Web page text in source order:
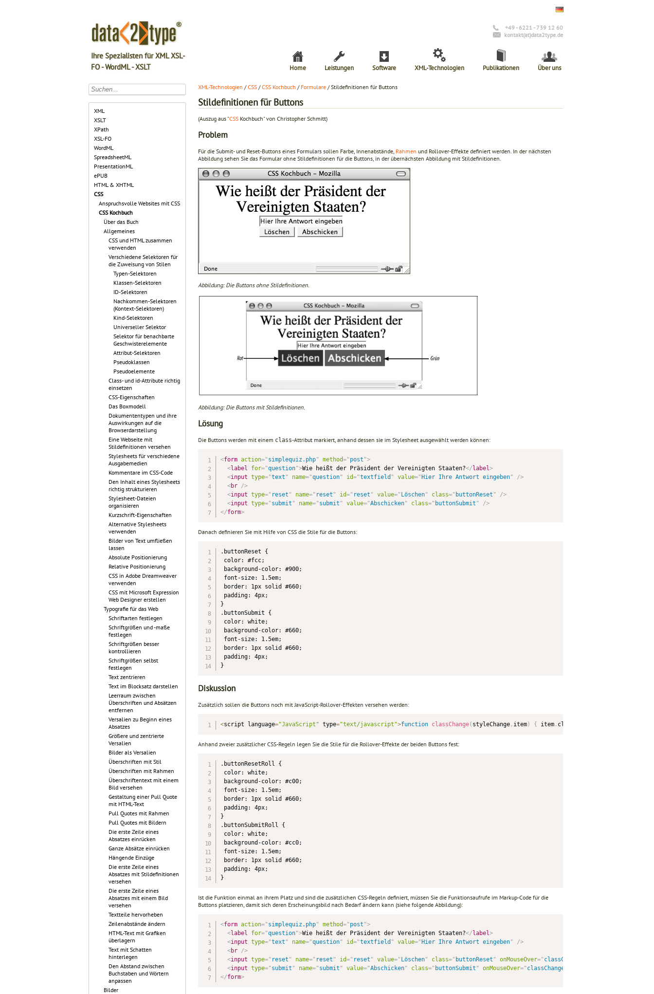
Ihre Spezialisten für XML XSL-
FO - WordML - XSLT
+49 - 6221 - 739 12 60
kontakt(at)data2type.de
Home Leistungen Software XML-Technologien Publikationen Über uns
XML
XSLT
XPath
XSL-FO
WordML
SpreadsheetML
PresentationML
ePUB
HTML & XHTML
CSS
Anspruchsvolle Websites mit CSS
CSS Kochbuch
Über das Buch
Allgemeines
CSS und HTML zusammen
verwenden
Verschiedene Selektoren für
die Zuweisung von Stilen
Typen-Selektoren
Klassen-Selektoren
ID-Selektoren
Nachkommen-Selektoren
(Kontext-Selektoren)
Kind-Selektoren
Universeller Selektor
Selektor für benachbarte
Geschwisterelemente
Attribut-Selektoren
Pseudoklassen
Pseudoelemente
Class- und id-Attribute richtig
einsetzen
CSS-Eigenschaften
Das Boxmodell
Dokumententypen und ihre
Auswirkungen auf die
Browserdarstellung
Eine Webseite mit
Stildefinitionen versehen
Stylesheets für verschiedene
Ausgabemedien
Kommentare im CSS-Code
Den Inhalt eines Stylesheets
richtig strukturieren
Stylesheet-Dateien
organisieren
Kurzschrift-Eigenschaften
Alternative Stylesheets
verwenden
Bilder von Text umfließen
lassen
Absolute Positionierung
Relative Positionierung
CSS in Adobe Dreamweaver
verwenden
CSS mit Microsoft Expression
Web Designer erstellen
Typografie für das Web
Schriftarten festlegen
Schriftgrößen und -maße
festlegen
Schriftgrößen besser
kontrollieren
Schriftgrößen selbst
festlegen
Text zentrieren
Text im Blocksatz darstellen
Leerraum zwischen
Überschriften und Absätzen
entfernen
Versalien zu Beginn eines
Absatzes
Größere und zentrierte
Versalien
Bilder als Versalien
Überschriften mit Stil
Überschriften mit Rahmen
Überschriftentext mit einem
Bild versehen
Gestaltung einer Pull Quote
mit HTML-Text
Pull Quotes mit Rahmen
Pull Quotes mit Bildern
Die erste Zeile eines
Absatzes einrücken
Ganze Absätze einrücken
Hängende Einzüge
Die erste Zeile eines
Absatzes mit Stildefinitionen
versehen
Die erste Zeile eines
Absatzes mit einem Bild
versehen
Textteile hervorheben
Zeilenabstände ändern
HTML-Text mit Grafiken
überlagern
Text mit Schatten
hinterlegen
Den Abstand zwischen
Buchstaben und Wörtern
anpassen
Bilder
XML-Technologien /CSS /CSS Kochbuch / Formulare / Stildefinitionen für Buttons
Stildefinitionen für Buttons
(Auszug aus "CSS Kochbuch" von Christopher Schmitt)
Problem
Für die Submit- und Reset-Buttons eines Formulars sollen Farbe, Innenabstände, Rahmen und Rollover-Effekte definiert werden. In der nächsten
Abbildung sehen Sie das Formular ohne Stildefinitionen für die Buttons, in der übernächsten Abbildung mit Stildefinitionen.
Abbildung: Die Buttons ohne Stildefinitionen.
Abbildung: Die Buttons mit Stildefinitionen.
Lösung
Die Buttons werden mit einem class-Attribut markiert, anhand dessen sie im Stylesheet ausgewählt werden können:
<form action="simplequiz.php" method="post ">
<label for="question">Wie heißt der Präsident der Vereinigten Staaten?</label>
<input type="text " name="question" id="textfield " value="Hier Ihre Antwort eingeben"
/>
<br
/>
<input type=" reset " name=" reset " id=" reset " value="Löschen" class=" buttonReset "
/>
<input type="submit " name="submit " value="Abschicken" class=" buttonSubmit "
/>
</form>
Danach definieren Sie mit Hilfe von CSS die Stile für die Buttons:
.buttonReset {
color: #fcc;
background-color: #900;
font-size: 1.5em;
border: 1px solid #660;
padding: 4px;
}
.buttonSubmit {
color: white;
background-color: #660;
font-size: 1.5em;
border: 1px solid #660;
padding: 4px;
}
Diskussion
Zusätzlich sollen die Buttons noch mit JavaScript-Rollover-Effekten versehen werden:
<script language="JavaScript" type="text/javascript">function classChange( styleChange, item) { item. className
Anhand zweier zusätzlicher CSS-Regeln legen Sie die Stile für die Rollover-Effekte der beiden Buttons fest:
.buttonResetRoll {
color: white;
background-color: #c00;
font-size: 1.5em;
border: 1px solid #660;
padding: 4px;
}
.buttonSubmitRoll {
color: white;
background-color: #cc0;
font-size: 1.5em;
border: 1px solid #660;
padding: 4px;
}
Ist die Funktion einmal an ihrem Platz und sind die zusätzlichen CSS-Regeln definiert, müssen Sie die Funktionsaufrufe im Markup-Code für die
Buttons platzieren, damit sich deren Erscheinungsbild nach Bedarf ändern kann (siehe folgende Abbildung):
<form action="simplequiz.php" method="post ">
<label for="question">Wie heißt der Präsident der Vereinigten Staaten?</label>
<input type="text " name="question" id="textfield " value="Hier Ihre Antwort eingeben"
/>
<br
/>
<input type=" reset " name=" reset " id=" reset " value="Löschen" class=" buttonReset " onMouseOver="classChange(
<input type="submit " name="submit " value="Abschicken" class=" buttonSubmit " onMouseOver="classChange(
</form>